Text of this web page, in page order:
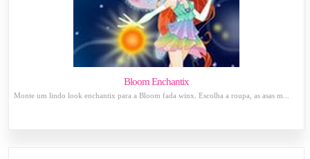
Bloom Enchantix
Monte um lindo look enchantix para a Bloom fada winx. Escolha a roupa, as asas m...